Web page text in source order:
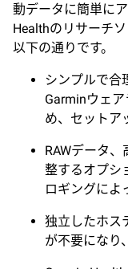
動データに簡単に
Healthのリサーチ
以下の通りです。
シンプルで合
Garminウェ
め、セットア
RAWデータ
整するオプシ
ロギングによ
独立したホス
が不要になり